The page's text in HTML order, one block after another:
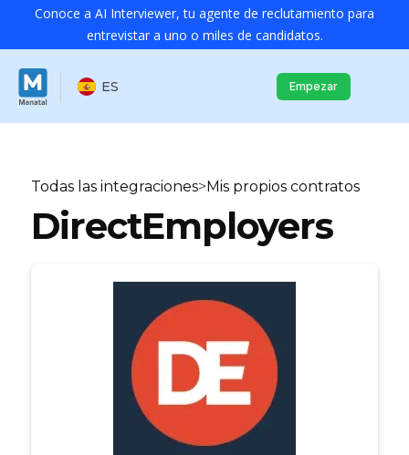
Conoce a AI Interviewer, tu agente de reclutamiento para
entrevistar a uno o miles de candidatos.
ES Empezar
Todas las integraciones>Mis propios contratos
DirectEmployers